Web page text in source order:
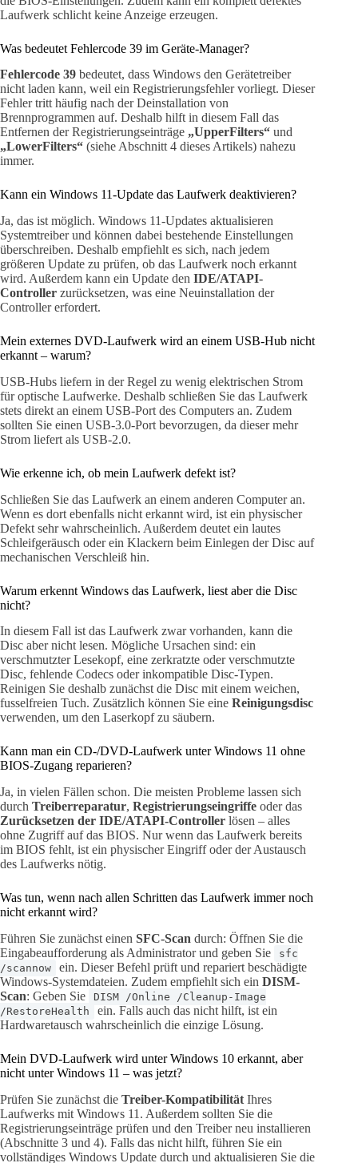
Laufwerk schlicht keine Anzeige erzeugen.
Was bedeutet Fehlercode 39 im Geräte-Manager?
Fehlercode 39 bedeutet, dass Windows den Gerätetreiber
nicht laden kann, weil ein Registrierungsfehler vorliegt. Dieser
Fehler tritt häufig nach der Deinstallation von
Brennprogrammen auf. Deshalb hilft in diesem Fall das
Entfernen der Registrierungseinträge „UpperFilters“ und
„LowerFilters“ (siehe Abschnitt 4 dieses Artikels) nahezu
immer.
Kann ein Windows 11-Update das Laufwerk deaktivieren?
Ja, das ist möglich. Windows 11-Updates aktualisieren
Systemtreiber und können dabei bestehende Einstellungen
überschreiben. Deshalb empfiehlt es sich, nach jedem
größeren Update zu prüfen, ob das Laufwerk noch erkannt
wird. Außerdem kann ein Update den IDE/ATAPI-
Controller zurücksetzen, was eine Neuinstallation der
Controller erfordert.
Mein externes DVD-Laufwerk wird an einem USB-Hub nicht
erkannt – warum?
USB-Hubs liefern in der Regel zu wenig elektrischen Strom
für optische Laufwerke. Deshalb schließen Sie das Laufwerk
stets direkt an einem USB-Port des Computers an. Zudem
sollten Sie einen USB-3.0-Port bevorzugen, da dieser mehr
Strom liefert als USB-2.0.
Wie erkenne ich, ob mein Laufwerk defekt ist?
Schließen Sie das Laufwerk an einem anderen Computer an.
Wenn es dort ebenfalls nicht erkannt wird, ist ein physischer
Defekt sehr wahrscheinlich. Außerdem deutet ein lautes
Schleifgeräusch oder ein Klackern beim Einlegen der Disc auf
mechanischen Verschleiß hin.
Warum erkennt Windows das Laufwerk, liest aber die Disc
nicht?
In diesem Fall ist das Laufwerk zwar vorhanden, kann die
Disc aber nicht lesen. Mögliche Ursachen sind: ein
verschmutzter Lesekopf, eine zerkratzte oder verschmutzte
Disc, fehlende Codecs oder inkompatible Disc-Typen.
Reinigen Sie deshalb zunächst die Disc mit einem weichen,
fusselfreien Tuch. Zusätzlich können Sie eine Reinigungsdisc
verwenden, um den Laserkopf zu säubern.
Kann man ein CD-/DVD-Laufwerk unter Windows 11 ohne
BIOS-Zugang reparieren?
Ja, in vielen Fällen schon. Die meisten Probleme lassen sich
durch Treiberreparatur, Registrierungseingriffe oder das
Zurücksetzen der IDE/ATAPI-Controller lösen – alles
ohne Zugriff auf das BIOS. Nur wenn das Laufwerk bereits
im BIOS fehlt, ist ein physischer Eingriff oder der Austausch
des Laufwerks nötig.
Was tun, wenn nach allen Schritten das Laufwerk immer noch
nicht erkannt wird?
Führen Sie zunächst einen SFC-Scan durch: Öffnen Sie die
Eingabeaufforderung als Administrator und geben Sie
sfc
/scannow
ein. Dieser Befehl prüft und repariert beschädigte
Windows-Systemdateien. Zudem empfiehlt sich ein DISM-
Scan: Geben Sie
DISM /Online /Cleanup-Image
/RestoreHealth
ein. Falls auch das nicht hilft, ist ein
Hardwaretausch wahrscheinlich die einzige Lösung.
Mein DVD-Laufwerk wird unter Windows 10 erkannt, aber
nicht unter Windows 11 – was jetzt?
Prüfen Sie zunächst die Treiber-Kompatibilität Ihres
Laufwerks mit Windows 11. Außerdem sollten Sie die
Registrierungseinträge prüfen und den Treiber neu installieren
(Abschnitte 3 und 4). Falls das nicht hilft, führen Sie ein
vollständiges Windows Update durch und aktualisieren Sie die